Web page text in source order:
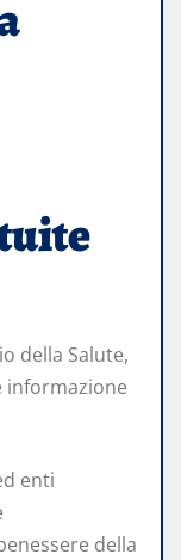
della Salute,
informazione
enti
della